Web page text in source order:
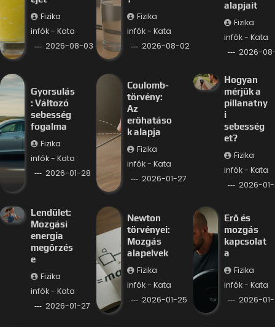
Fizika
infók - Kata
2026-08-03
Fizika
infók - Kata
2026-08-02
alapjait
Fizika
infók - Kata
2026-
Gyorsulás
: Változó
sebesség
fogalma
Fizika
infók - Kata
2026-01-28
Coulomb-
törvény:
Az
erőhatáso
k alapja
Fizika
infók - Kata
2026-01-27
Hogyan
mérjük a
pillanatny
i
sebesség
et?
Fizika
infók - Kata
2026-
Lendület:
Mozgási
energia
megőrzés
e
Fizika
infók - Kata
2026-01-27
Newton
törvényei:
Mozgás
alapelvek
Fizika
infók - Kata
2026-01-25
Erő és
mozgás
kapcsolat
a
Fizika
infók - Kata
2026-